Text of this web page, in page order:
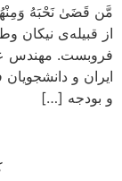
مَّن قَضَىٰ نَحْبَهُ وَمِنْهُم
از قبیله‌ی نیکان
فروبست. مهندس
ایران و
و بودجه […]